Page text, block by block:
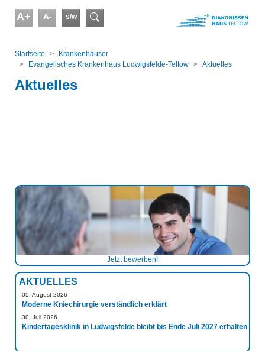
A+ A- s/w Suchformular
Startseite
Kranken­häuser
Evangelisches Krankenhaus Ludwigsfelde-Teltow
Aktuelles
Aktuelles
Jetzt bewerben!
AKTUELLES
05. August 2026
Moderne Kniechirurgie verständlich erklärt
30. Juli 2026
Kindertagesklinik in Ludwigsfelde bleibt bis Ende Juli 2027 erhalten